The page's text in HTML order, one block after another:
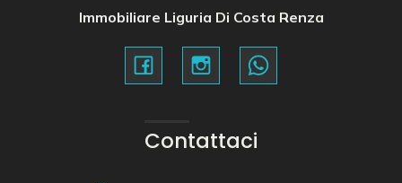
Immobiliare Liguria Di Costa Renza
Contattaci